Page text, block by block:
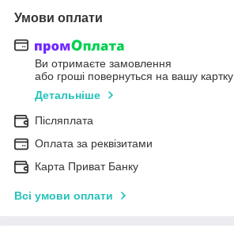
Умови оплати
Ви отримаєте замовлення
або гроші повернуться на вашу картку
Детальніше
Післяплата
Оплата за реквізитами
Карта Приват Банку
Всі умови оплати